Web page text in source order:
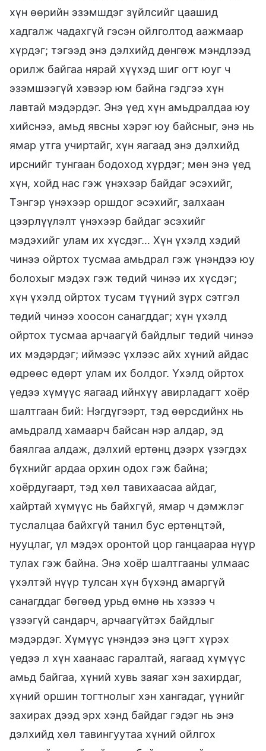
хүн өөрийн эзэмшдэг зүйлсийг цаашид
хадгалж чадахгүй гэсэн ойлголтод аажмаар
хүрдэг; тэгээд энэ дэлхийд дөнгөж мэндлээд
орилж байгаа нярай хүүхэд шиг огт юуг ч
эзэмшээгүй хэвээр юм байна гэдгээ хүн
лавтай мэдэрдэг. Энэ үед хүн амьдралдаа юу
хийснээ, амьд явсны хэрэг юу байсныг, энэ нь
ямар утга учиртайг, хүн яагаад энэ дэлхийд
ирснийг тунгаан бодоход хүрдэг; мөн энэ үед
хүн, хойд нас гэж үнэхээр байдаг эсэхийг,
Тэнгэр үнэхээр оршдог эсэхийг, залхаан
цээрлүүлэлт үнэхээр байдаг эсэхийг
мэдэхийг улам их хүсдэг… Хүн үхэлд хэдий
чинээ ойртох тусмаа амьдрал гэж үнэндээ юу
болохыг мэдэх гэж төдий чинээ их хүсдэг;
хүн үхэлд ойртох тусам түүний зүрх сэтгэл
төдий чинээ хоосон санагддаг; хүн үхэлд
ойртох тусмаа арчаагүй байдлыг төдий чинээ
их мэдэрдэг; иймээс үхлээс айх хүний айдас
өдрөөс өдөрт улам их болдог. Үхэлд ойртох
үедээ хүмүүс яагаад ийнхүү авирладагт хоёр
шалтгаан бий: Нэгдүгээрт, тэд өөрсдийнх нь
амьдралд хамаарч байсан нэр алдар, эд
баялгаа алдаж, дэлхий ертөнц дээрх үзэгдэх
бүхнийг ардаа орхин одох гэж байна;
хоёрдугаарт, тэд хөл тавихаасаа айдаг,
хайртай хүмүүс нь байхгүй, ямар ч дэмжлэг
туслалцаа байхгүй танил бус ертөнцтэй,
нууцлаг, үл мэдэх оронтой цор ганцаараа нүүр
тулах гэж байна. Энэ хоёр шалтгааны улмаас
үхэлтэй нүүр тулсан хүн бүхэнд амаргүй
санагддаг бөгөөд урьд өмнө нь хэзээ ч
үзээгүй сандарч, арчаагүйтэх байдлыг
мэдэрдэг. Хүмүүс үнэндээ энэ цэгт хүрэх
үедээ л хүн хаанаас гаралтай, яагаад хүмүүс
амьд байгаа, хүний хувь заяаг хэн захирдаг,
хүний оршин тогтнолыг хэн хангадаг, үүнийг
захирах дээд эрх хэнд байдаг гэдэг нь энэ
дэлхийд хөл тавингуутаа хүний ойлгох